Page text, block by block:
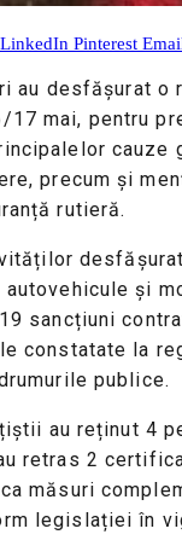
LinkedIn Pinterest
au desfășurat o
17 mai, pentru
cauze
precum și
rutieră.
și
sancțiuni
constatate la
publice.
au reținut 4
retras 2
măsuri
legislației în